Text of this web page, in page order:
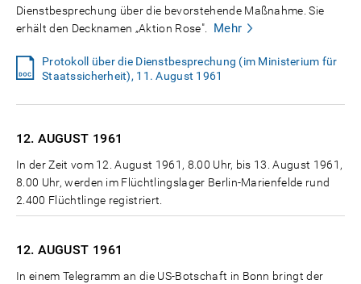
Dienstbesprechung über die bevorstehende Maßnahme. Sie
erhält den Decknamen „Aktion Rose".
Mehr
Protokoll über die Dienstbesprechung (im Ministerium für
Staatssicherheit), 11. August 1961
12. AUGUST 1961
In der Zeit vom 12. August 1961, 8.00 Uhr, bis 13. August 1961,
8.00 Uhr, werden im Flüchtlingslager Berlin-Marienfelde rund
2.400 Flüchtlinge registriert.
12. AUGUST 1961
In einem Telegramm an die US-Botschaft in Bonn bringt der